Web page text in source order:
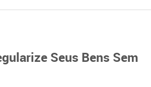
Seus Bens Sem